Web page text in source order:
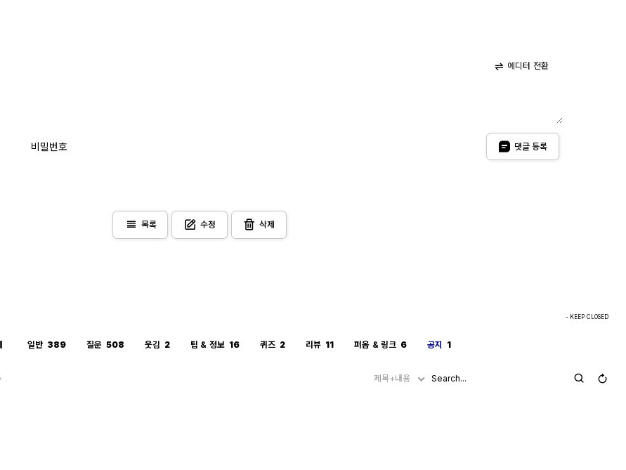
에디터 전환
비밀번호 댓글 등록
view_headline 목록 수정 삭제
- KEEP CLOSED
일반 389 질문 508 웃김 2 팁 & 정보 16 퀴즈 2 리뷰 11 퍼옴 & 링크 6 공지 1
제목+내용